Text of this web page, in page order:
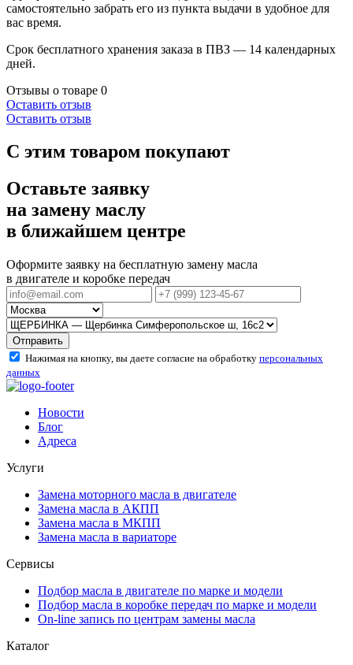
самостоятельно забрать его из пункта выдачи в удобное для
вас время.
Срок бесплатного хранения заказа в ПВЗ — 14 календарных
дней.
Отзывы о товаре 0
Оставить отзыв
Оставить отзыв
С этим товаром покупают
Оставьте заявку
на замену маслу
в ближайшем центре
Оформите заявку на бесплатную замену масла
в двигателе и коробке передач
Отправить
Нажимая на кнопку, вы даете согласие на обработку персональных
данных
Новости
Блог
Адреса
Услуги
Замена моторного масла в двигателе
Замена масла в АКПП
Замена масла в МКПП
Замена масла в вариаторе
Сервисы
Подбор масла в двигателе по марке и модели
Подбор масла в коробке передач по марке и модели
On-line запись по центрам замены масла
Каталог